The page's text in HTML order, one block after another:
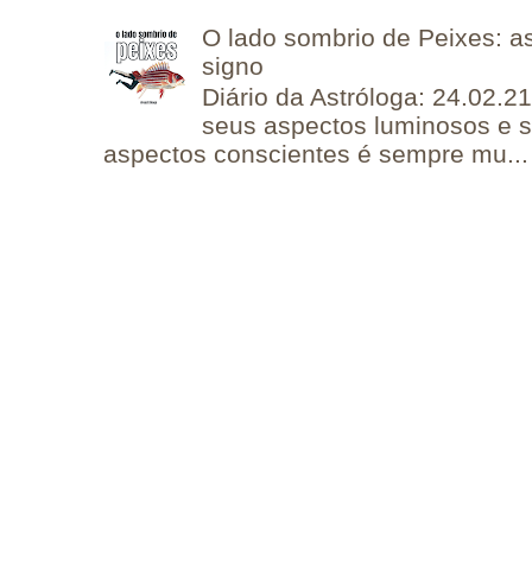
O lado sombrio de Peixes:
signo
Diário da Astróloga:
seus aspectos luminosos e
aspectos conscientes é sempre mu...